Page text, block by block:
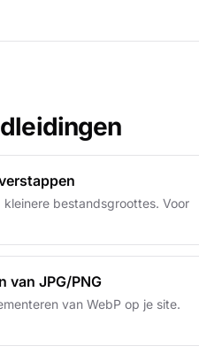
bestandsgroottes. Voor
van JPG/PNG
van WebP op je site.